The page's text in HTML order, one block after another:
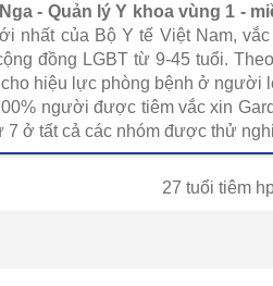
- Quản lý Y khoa vùng 1 -
nhất của Bộ Y tế Việt Nam,
đồng LGBT từ 9-45 tuổi.
hiệu lực phòng bệnh ở
người được tiêm vắc xin
7 ở tất cả các nhóm được thử